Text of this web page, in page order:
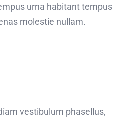
urna habitant tempus
molestie nullam.
vestibulum phasellus,